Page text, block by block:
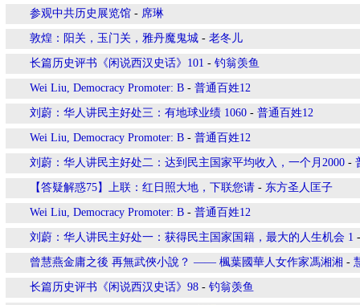
参观中共历史展览馆 - 席琳
敦煌：阳关，玉门关，雅丹魔鬼城 - 老冬儿
长篇历史评书《闲说西汉史话》101 - 钓翁羡鱼
Wei Liu, Democracy Promoter: B - 普通百姓12
刘蔚：华人讲民主好处三：有地球业绩 1060 - 普通百姓12
Wei Liu, Democracy Promoter: B - 普通百姓12
刘蔚：华人讲民主好处二：达到民主国家平均收入，一个月2000 -
【答疑解惑75】上联：红日照大地，下联您请 - 东方圣人匡子
Wei Liu, Democracy Promoter: B - 普通百姓12
刘蔚：华人讲民主好处一：获得民主国家国籍，最大的人生机会 1
曾慧燕金庸之後 再無武俠小說？ —— 楓葉國華人女作家馮湘湘 -
长篇历史评书《闲说西汉史话》98 - 钓翁羡鱼